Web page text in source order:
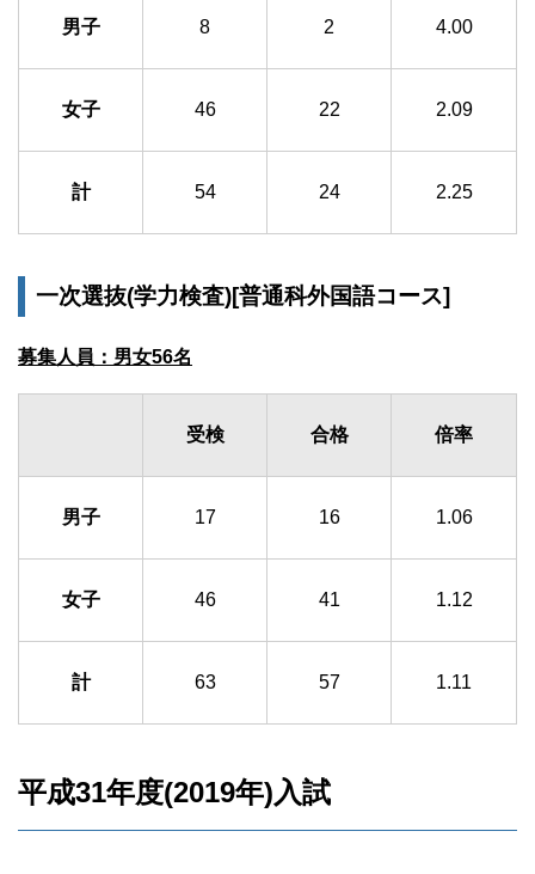
男子 8 2 4.00
女子 46 22 2.09
計 54 24 2.25
一次選抜(学力検査)[普通科外国語コース]
募集人員：男女56名
受検 合格 倍率
男子 17 16 1.06
女子 46 41 1.12
計 63 57 1.11
平成31年度(2019年)入試